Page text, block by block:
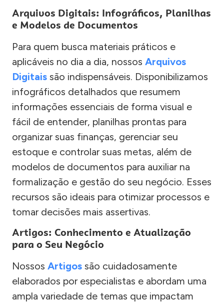
Arquivos Digitais: Infográficos, Planilhas
e Modelos de Documentos
Para quem busca materiais práticos e
aplicáveis no dia a dia, nossos Arquivos
Digitais são indispensáveis. Disponibilizamos
infográficos detalhados que resumem
informações essenciais de forma visual e
fácil de entender, planilhas prontas para
organizar suas finanças, gerenciar seu
estoque e controlar suas metas, além de
modelos de documentos para auxiliar na
formalização e gestão do seu negócio. Esses
recursos são ideais para otimizar processos e
tomar decisões mais assertivas.
Artigos: Conhecimento e Atualização
para o Seu Negócio
Nossos Artigos são cuidadosamente
elaborados por especialistas e abordam uma
ampla variedade de temas que impactam